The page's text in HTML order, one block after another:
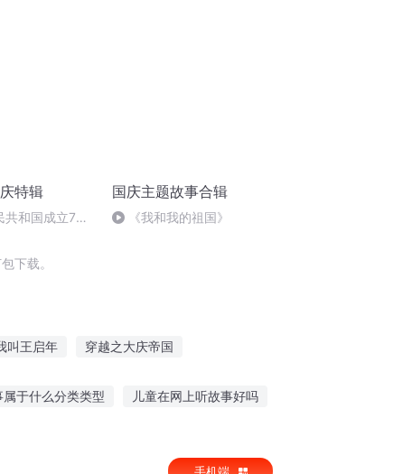
特辑
共和国成立73
国庆主题故事合辑
《我和我的祖国》
下载。
叫王启年 穿越之大庆帝国
属于什么分类类型 儿童在网上听故事好吗